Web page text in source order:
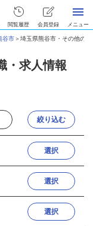
閲覧履歴 会員登録 メニュー
谷市＞埼玉県熊谷市・その他の
・求人情報
絞り込む
選択
選択
選択